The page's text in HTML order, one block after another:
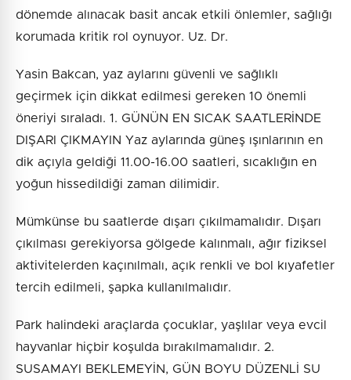
dönemde alınacak basit ancak etkili önlemler, sağlığı
korumada kritik rol oynuyor. Uz. Dr.
Yasin Bakcan, yaz aylarını güvenli ve sağlıklı
geçirmek için dikkat edilmesi gereken 10 önemli
öneriyi sıraladı. 1. GÜNÜN EN SICAK SAATLERİNDE
DIŞARI ÇIKMAYIN Yaz aylarında güneş ışınlarının en
dik açıyla geldiği 11.00-16.00 saatleri, sıcaklığın en
yoğun hissedildiği zaman dilimidir.
Mümkünse bu saatlerde dışarı çıkılmamalıdır. Dışarı
çıkılması gerekiyorsa gölgede kalınmalı, ağır fiziksel
aktivitelerden kaçınılmalı, açık renkli ve bol kıyafetler
tercih edilmeli, şapka kullanılmalıdır.
Park halindeki araçlarda çocuklar, yaşlılar veya evcil
hayvanlar hiçbir koşulda bırakılmamalıdır. 2.
SUSAMAYI BEKLEMEYİN, GÜN BOYU DÜZENLİ SU